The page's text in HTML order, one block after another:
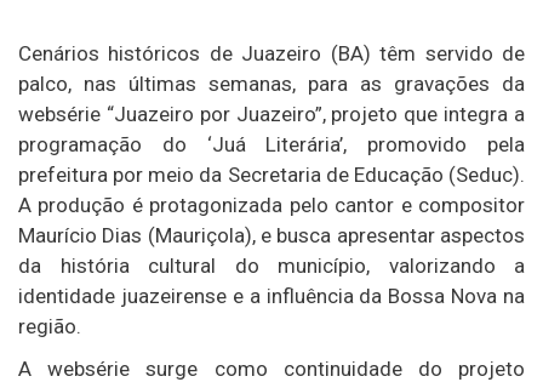
Cenários históricos de Juazeiro (BA) têm servido de
palco, nas últimas semanas, para as gravações da
websérie “Juazeiro por Juazeiro”, projeto que integra a
programação do ‘Juá Literária’, promovido pela
prefeitura por meio da Secretaria de Educação (Seduc).
A produção é protagonizada pelo cantor e compositor
Maurício Dias (Mauriçola), e busca apresentar aspectos
da história cultural do município, valorizando a
identidade juazeirense e a influência da Bossa Nova na
região.
A websérie surge como continuidade do projeto